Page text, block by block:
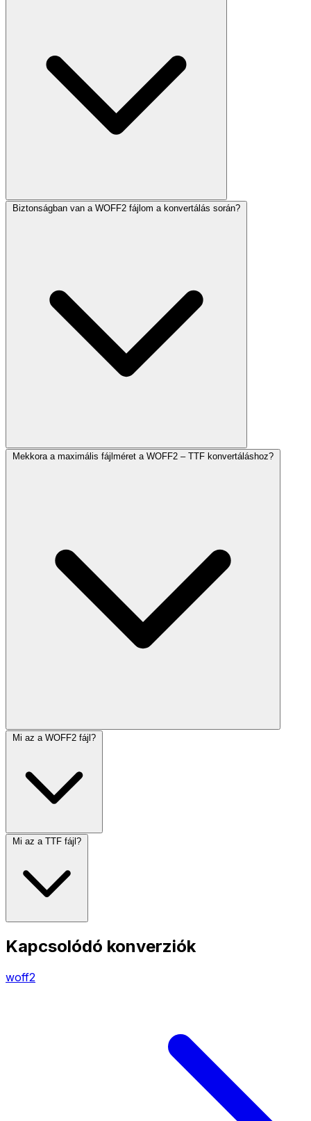
Biztonságban van a WOFF2 fájlom a konvertálás során?
Mekkora a maximális fájlméret a WOFF2 – TTF konvertáláshoz?
Mi az a WOFF2 fájl?
Mi az a TTF fájl?
Kapcsolódó konverziók
woff2